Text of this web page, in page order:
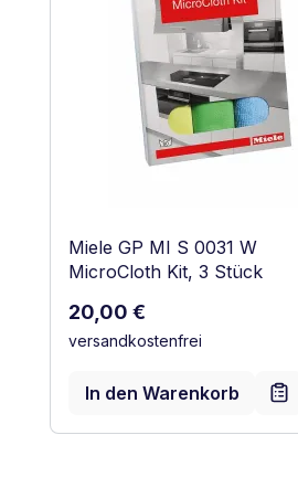
Miele GP MI S 0031 W
MicroCloth Kit, 3 Stück
Regulärer Preis:
20,00 €
versandkostenfrei
In den Warenkorb